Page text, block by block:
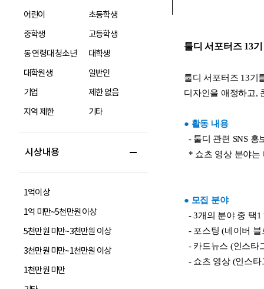
어린이
초등학생
중학생
고등학생
동 연령대 청소년
대학생
대학원생
일반인
기업
제한 없음
지역 제한
기타
시상내용
1억이상
1억 미만~5천만원 이상
5천만원 미만~3천만원 이상
3천만원 미만~1천만원 이상
1천만원 미만